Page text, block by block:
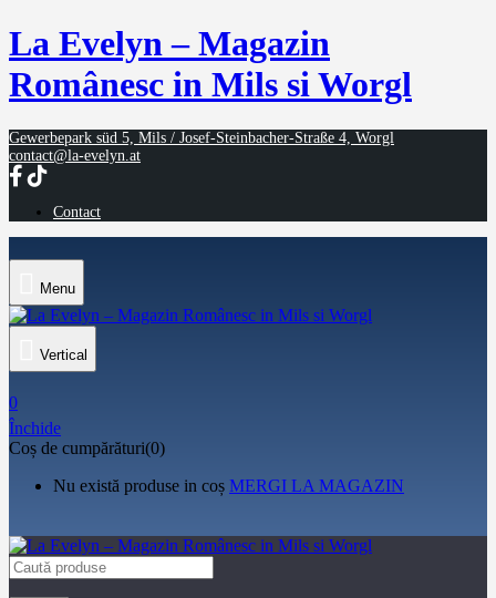
La Evelyn – Magazin
Românesc in Mils si Worgl
Gewerbepark süd 5, Mils / Josef-Steinbacher-Straße 4, Worgl
contact@la-evelyn.at
Contact
Menu
Vertical
0
Închide
Coș de cumpărături(0)
Nu există produse in coș MERGI LA MAGAZIN